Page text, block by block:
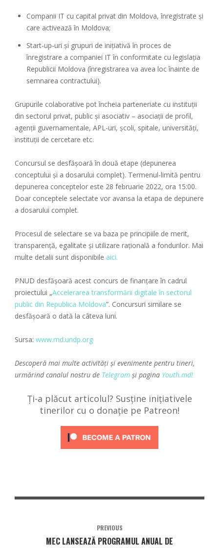
Companii IT cu capital privat din Moldova, înregistrate și
care activează în Moldova;
Start-up-uri și grupuri de inițiativă în proces de
înregistrare a companiei IT în conformitate cu legislația
Republicii Moldova (înregistrarea va avea loc înainte de
semnarea contractului).
Grupurile colaborative pot încheia parteneriate cu instituții
din sectorul privat, public și asociativ – asociații de profil,
agenții guvernamentale, APL-uri, școli, spitale, universități,
instituții de cercetare etc.
Concursul se desfășoară în două etape (depunerea
conceptului și a dosarului complet). Termenul-limită pentru
depunerea conceptelor este 28 februarie 2022, ora 15:00.
Doar conceptele selectate vor avansa la etapa de depunere
a dosarului complet.
Procesul de selectare se va baza pe principiile de merit,
transparență, egalitate și utilizare rațională a fondurilor. Mai
multe detalii sunt disponibile aici.
PNUD desfășoară acest concurs de finanțare în cadrul
proiectului „Accelerarea transformării digitale în sectorul
public din Republica Moldova”. Concursuri similare se
desfășoară o dată la câteva luni.
Sursa: www.md.undp.org
Descoperă mai multe activități și evenimente pentru tineri,
urmărind canalul nostru de Telegram și pagina Youth.md!
Ți-a plăcut articolul? Susține inițiativele
tinerilor cu o donație pe Patreon!
PREVIOUS
MEC LANSEAZĂ PROGRAMUL ANUAL DE